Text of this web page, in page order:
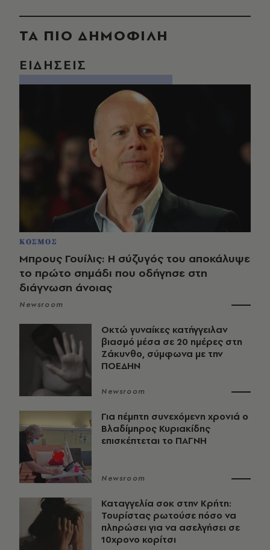
ΤΑ ΠΙΟ ΔΗΜΟΦΙΛΗ
ΕΙΔΗΣΕΙΣ
ΚΟΣΜΟΣ
Μπρους Γουίλις: Η σύζυγός του αποκάλυψε
το πρώτο σημάδι που οδήγησε στη
διάγνωση άνοιας
Newsroom
Οκτώ γυναίκες κατήγγειλαν
βιασμό μέσα σε 20 ημέρες στη
Ζάκυνθο, σύμφωνα με την
ΠΟΕΔΗΝ
Newsroom
Για πέμπτη συνεχόμενη χρονιά ο
Βλαδίμηρος Κυριακίδης
επισκέπτεται το ΠΑΓΝΗ
Newsroom
Καταγγελία σοκ στην Κρήτη:
Τουρίστας ρωτούσε πόσο να
πληρώσει για να ασελγήσει σε
10χρονο κορίτσι